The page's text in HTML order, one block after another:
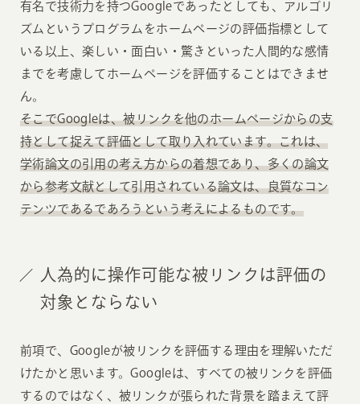
有名で技術力を持つGoogleであったとしても、アルゴリ
ズムというプログラムをホームページの評価指標として
いる以上、楽しい・面白い・驚きといった人間的な感情
までを考慮してホームページを評価することはできませ
ん。
そこでGoogleは、被リンクを他のホームページからの支
持として捉えて評価として取り入れています。これは、
学術論文の引用の考え方からの着想であり、多くの論文
から参考文献として引用されている論文は、良質なコン
テンツであるであろうという考えによるものです。
人為的に操作可能な被リンクは評価の
対象とならない
前項で、Googleが被リンクを評価する理由を理解いただ
けたかと思います。Googleは、すべての被リンクを評価
するのではなく、被リンクが張られた背景を踏まえて評